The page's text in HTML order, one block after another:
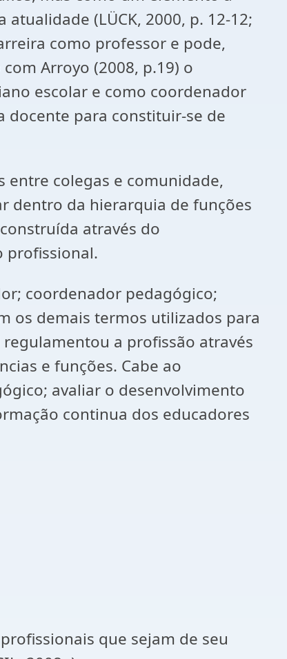
(LÜCK, 2000, p. 12-12;
como professor e pode,
Arroyo (2008, p.19) o
escolar e como coordenador
docente para constituir-se de
entre colegas e comunidade,
dentro da hierarquia de funções
através do
profissional.
coordenador pedagógico;
os demais termos utilizados para
regulamentou a profissão através
e funções. Cabe ao
avaliar o desenvolvimento
continua dos educadores
que sejam de seu